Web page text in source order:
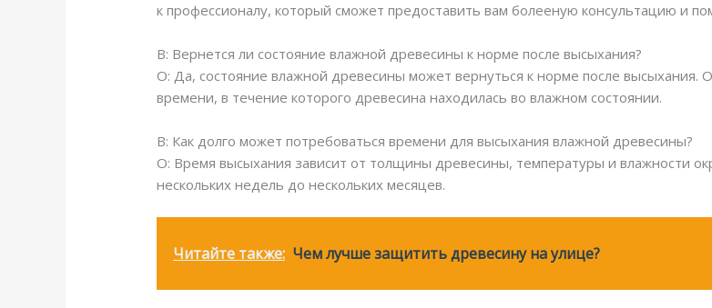
к профессионалу, который сможет предоставить вам болееную консультацию и
В: Вернется ли состояние влажной древесины к норме после высыхания?
О: Да, состояние влажной древесины может вернуться к норме после высыхания.
времени, в течение которого древесина находилась во влажном состоянии.
В: Как долго может потребоваться времени для высыхания влажной древесины?
О: Время высыхания зависит от толщины древесины, температуры и влажности
нескольких недель до нескольких месяцев.
Читайте также: Чем лучше защитить древесину на улице?